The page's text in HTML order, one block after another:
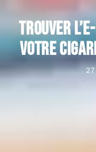
Trouver
votre